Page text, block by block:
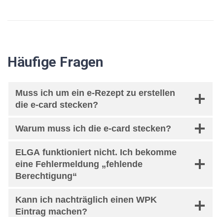
Häufige Fragen
Muss ich um ein e-Rezept zu erstellen
die e-card stecken?
Warum muss ich die e-card stecken?
ELGA funktioniert nicht. Ich bekomme
eine Fehlermeldung „fehlende
Berechtigung“
Kann ich nachträglich einen WPK
Eintrag machen?